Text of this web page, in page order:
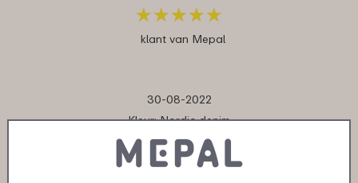
★★★★★
★★★★★
klant van Mepal
30-08-2022
Kleur: Nordic denim
"Nvt"
★★ ★ ★ ★
★★ ★ ★ ★